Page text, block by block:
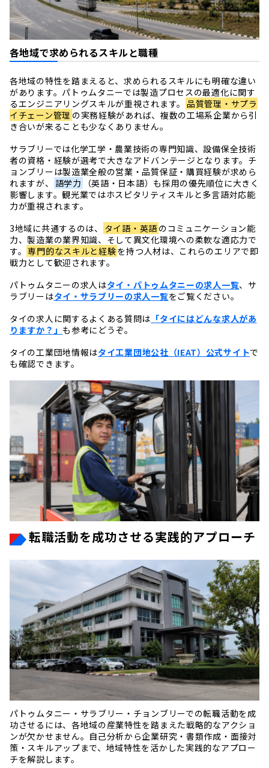
各地域で求められるスキルと職種
各地域の特性を踏まえると、求められるスキルにも明確な違い
があります。パトゥムタニーでは製造プロセスの最適化に関す
るエンジニアリングスキルが重視されます。 品質管理・サプラ
イチェーン管理 の実務経験があれば、複数の工場系企業から引
き合いが来ることも少なくありません。
サラブリーでは化学工学・農業技術の専門知識、設備保全技術
者の資格・経験が選考で大きなアドバンテージとなります。チ
ョンブリーは製造業全般の営業・品質保証・購買経験が求めら
れますが、
語学力
（英語・日本語）も採用の優先順位に大きく
影響します。観光業ではホスピタリティスキルと多言語対応能
力が重視されます。
3地域に共通するのは、
タイ語・英語のコミュニケーション能
力、製造業の業界知識、そして異文化環境への柔軟な適応力で
す。 専門的なスキルと経験を持つ人材は、これらのエリアで即
戦力として歓迎されます。
パトゥムタニーの求人はタイ・パトゥムタニーの求人一覧、サ
ラブリーはタイ・サラブリーの求人一覧をご覧ください。
タイの求人に関するよくある質問は 「タイにはどんな求人があ
りますか？」 も参考にどうぞ。
タイの工業団地情報はタイ工業団地公社（IEAT）公式サイトで
も確認できます。
転職活動を成功させる実践的アプローチ
パトゥムタニー・サラブリー・チョンブリーでの転職活動を成
功させるには、各地域の産業特性を踏まえた戦略的なアクショ
ンが欠かせません。自己分析から企業研究・書類作成・面接対
策・スキルアップまで、地域特性を活かした実践的なアプロー
チを解説します。